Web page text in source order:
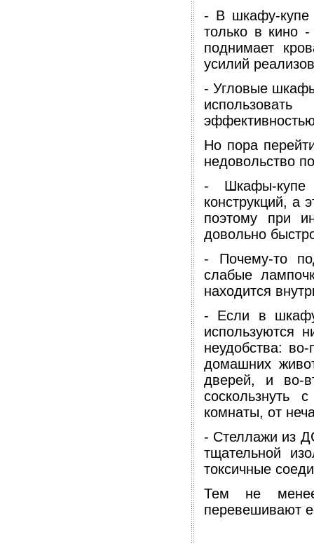
- В шкафу-купе
только в кино -
поднимает
усилий
- Угловые шкафы
Но пора
недовольство
- Шкафы-купе
конструкций, а
поэтому при
довольно
- Почему-то
слабые
находится
- Если в
используются
неудобства:
домашних
дверей, и во-
соскользнуть
комнаты, от
- Стеллажи из
тщательной
токсичные
Тем не
перевешивают